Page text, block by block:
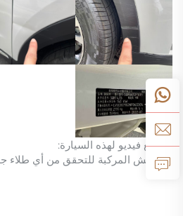
مقاطع فيديو لهذه السيارة:
١. تفتيش المركبة للتحقق من أي طلاء جديد